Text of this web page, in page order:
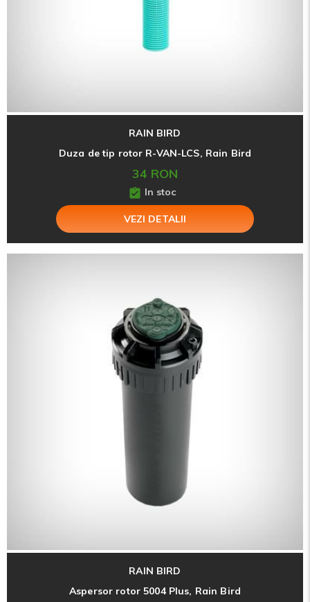
RAIN BIRD
Duza de tip rotor R-VAN-LCS, Rain Bird
34 RON
In stoc
VEZI DETALII
RAIN BIRD
Aspersor rotor 5004 Plus, Rain Bird